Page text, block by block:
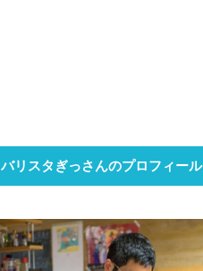
バリスタぎっさんのプロフィール